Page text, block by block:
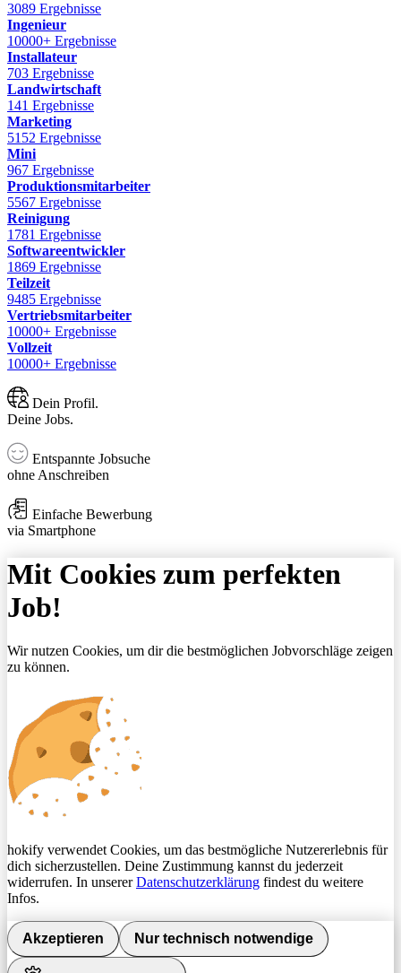
3089 Ergebnisse
Ingenieur
10000+ Ergebnisse
Installateur
703 Ergebnisse
Landwirtschaft
141 Ergebnisse
Marketing
5152 Ergebnisse
Mini
967 Ergebnisse
Produktionsmitarbeiter
5567 Ergebnisse
Reinigung
1781 Ergebnisse
Softwareentwickler
1869 Ergebnisse
Teilzeit
9485 Ergebnisse
Vertriebsmitarbeiter
10000+ Ergebnisse
Vollzeit
10000+ Ergebnisse
Dein Profil.
Deine Jobs.
Entspannte Jobsuche
ohne Anschreiben
Einfache Bewerbung
via Smartphone
Mit Cookies zum perfekten
Job!
Wir nutzen Cookies, um dir die bestmöglichen Jobvorschläge zeigen
zu können.
hokify verwendet Cookies, um das bestmögliche Nutzererlebnis für
dich sicherzustellen. Deine Zustimmung kannst du jederzeit
widerrufen. In unsererDatenschutzerklärung findest du weitere
Infos.
Akzeptieren Nur technisch notwendige